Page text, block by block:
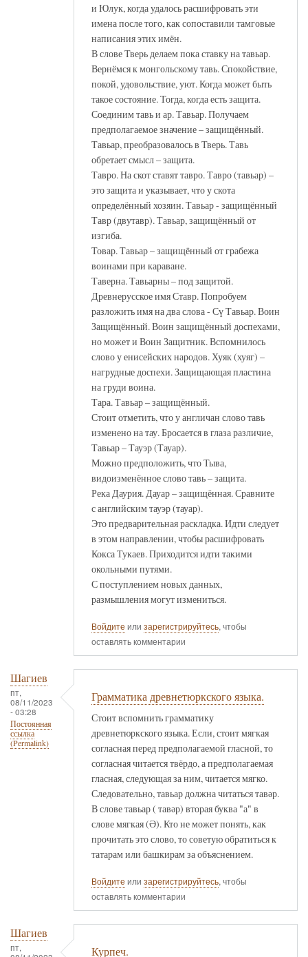
и Юлук, когда удалось расшифровать эти
имена после того, как сопоставили тамговые
написания этих имён.
В слове Тверь делаем пока ставку на тавьар.
Вернёмся к монгольскому тавь. Спокойствие,
покой, удовольствие, уют. Когда может быть
такое состояние. Тогда, когда есть защита.
Соединим тавь и ар. Тавьар. Получаем
предполагаемое значение – защищённый.
Тавьар, преобразовалось в Тверь. Тавь
обретает смысл – защита.
Тавро. На скот ставят тавро. Тавро (тавьар) –
это защита и указывает, что у скота
определённый хозяин. Тавьар - защищённый
Тавр (двутавр). Тавьар, защищённый от
изгиба.
Товар. Тавьар – защищённый от грабежа
воинами при караване.
Таверна. Тавьарны – под защитой.
Древнерусское имя Ставр. Попробуем
разложить имя на два слова - Сү Тавьар. Воин
Защищённый. Воин защищённый доспехами,
но может и Воин Защитник. Вспомнилось
слово у енисейских народов. Хуяк (хуяг) –
нагрудные доспехи. Защищающая пластина
на груди воина.
Тара. Тавьар – защищённый.
Стоит отметить, что у англичан слово тавь
изменено на тау. Бросается в глаза различие,
Тавьар – Тауэр (Тауар).
Можно предположить, что Тыва,
видоизменённое слово тавь – защита.
Река Даурия. Дауар – защищённая. Сравните
с английским тауэр (тауар).
Это предварительная раскладка. Идти следует
в этом направлении, чтобы расшифровать
Кокса Тукаев. Приходится идти такими
окольными путями.
С поступлением новых данных,
размышления могут измениться.
Войдите или зарегистрируйтесь, чтобы
оставлять комментарии
Шагиев
пт,
08/11/2023
- 03:28
Постоянная
ссылка
(Permalink)
Грамматика древнетюркского языка.
Стоит вспомнить грамматику
древнетюркского языка. Если, стоит мягкая
согласная перед предполагаемой гласной, то
согласная читается твёрдо, а предполагаемая
гласная, следующая за ним, читается мягко.
Следовательно, тавьар должна читаться тавәр.
В слове тавьар ( тавәр) вторая буква "а" в
слове мягкая (Ә). Кто не может понять, как
прочитать это слово, то советую обратиться к
татарам или башкирам за объяснением.
Войдите или зарегистрируйтесь, чтобы
оставлять комментарии
Шагиев
пт,
Курпеч.